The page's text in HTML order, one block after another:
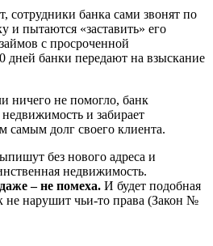
сотрудники банка сами звонят по
и пытаются «заставить» его
с просроченной
дней банки передают на взыскание
ничего не помогло, банк
и забирает
самым долг своего клиента.
без нового адреса и
недвижимость.
– не помеха. И будет подобная
не нарушит чьи-то права (Закон №